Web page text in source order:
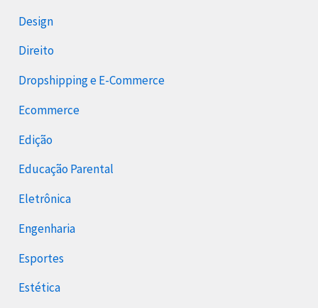
Design
Direito
Dropshipping e E-Commerce
Ecommerce
Edição
Educação Parental
Eletrônica
Engenharia
Esportes
Estética